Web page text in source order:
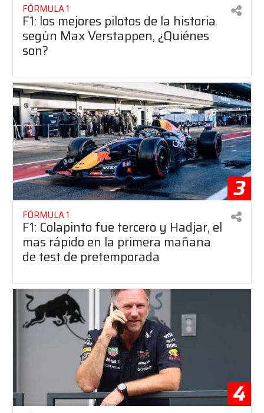
FÓRMULA 1
F1: los mejores pilotos de la historia
según Max Verstappen, ¿Quiénes
son?
3
FÓRMULA 1
F1: Colapinto fue tercero y Hadjar, el
mas rápido en la primera mañana
de test de pretemporada
4